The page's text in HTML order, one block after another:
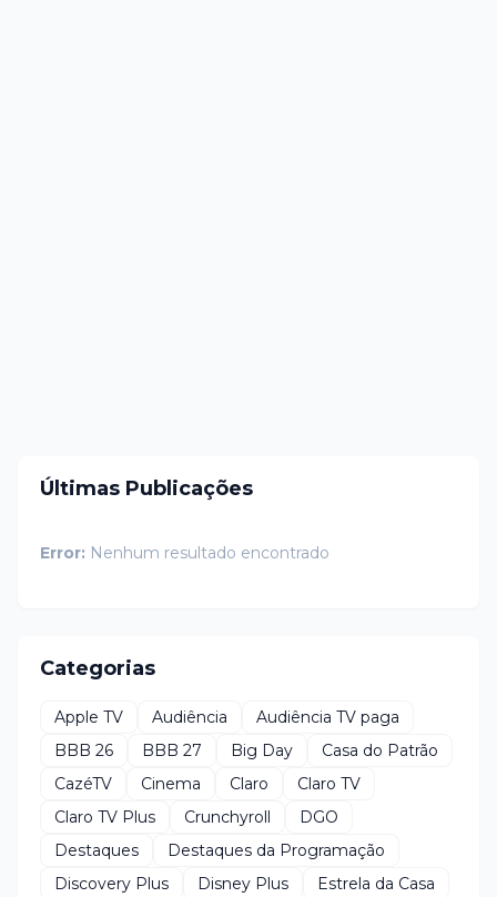
Últimas Publicações
Error: Nenhum resultado encontrado
Categorias
Apple TV Audiência
Audiência TV paga
BBB 26
BBB 27 Big Day
Casa do Patrão
CazéTV
Cinema Claro
Claro TV
Claro TV Plus
Crunchyroll
DGO
Destaques
Destaques da Programação
Discovery Plus
Disney Plus
Estrela da Casa